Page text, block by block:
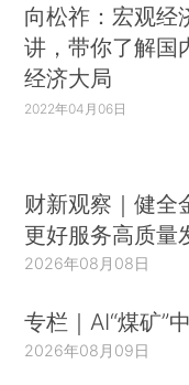
向松祚：宏观经
讲，带你了解国
经济大局
2022年04月06日
财新观察｜健全
更好服务高质量
2026年08月08日
专栏｜AI“煤矿”
2026年08月09日